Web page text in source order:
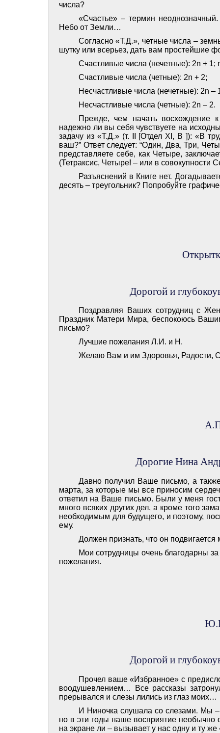
числа?
«Счастье» – термин
Небо от Земли…
Согласно «Т.Д.», четные числа –
шутку или всерьез, дать вам простейшие
Счастливые числа (нечетные): 2n + 1;
Счастливые числа (четные): 2n + 2;
Несчастливые числа (нечетные): 2n –
Несчастливые числа (четные): 2n – 2.
Прежде, чем начать восхождение к
надежно ли вы себя чувствуете на
задачу из «Т.Д.» (т. II [Отдел XI, B ]): «В
ваш?” Ответ следует: “Один, Два, Три,
представляете себе, как Четыре,
(Тетраксис, Четыре! – или в совокупности
Разъяснений в Книге нет.
десять – треугольник? Попробуйте
Дорогой и
Поздравляя Ваших сотрудниц с
Праздник Матери Мира, беспокоюсь
письмо?
Лучшие пожелания Л.И. и Н.
Желаю Вам и им Здоровья, Радости,
Дорогие Нина
Давно получил Ваше письмо, а
марта, за которые мы все приносим
ответил на Ваше письмо. Были у меня
много всяких других дел, а кроме того
необходимым для будущего, и поэтому,
ему.
Должен признать, что он подвигается
Мои сотрудницы очень благодарны
пожелания.
Дорогой и
Прочел ваше «Избранное» с
воодушевлением… Все рассказы
прерывался и слезы лились из глаз моих…
И Ниночка слушала со слезами. Мы
но в эти годы наше восприятие необычно
на экране ли – вызывает у нас одну и ту